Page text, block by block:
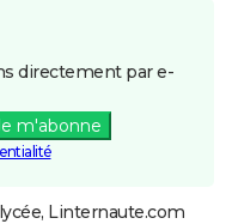
directement par e-
m'abonne
Linternaute.com